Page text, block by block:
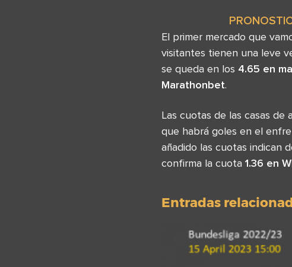
El primer mercado que
visitantes tienen una leve
se queda en los 4.65 en
Marathonbet.
Las cuotas de las casas
que habrá goles en el
añadido las cuotas indican
confirma la cuota 1.36 en
Entradas